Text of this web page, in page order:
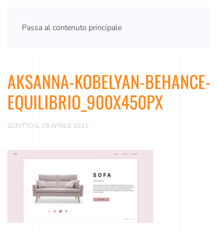
Passa al contenuto principale
AKSANNA-KOBELYAN-BEHANCE-
EQUILIBRIO_900X450PX
SCRITTO IL 29 APRILE 2021.